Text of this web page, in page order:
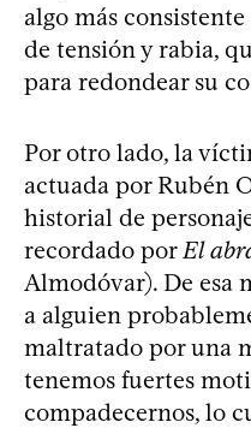
algo más
de tensión y rabia,
para redondear su
Por otro lado, la
actuada por Rubén
historial de
recordado porEl
Almodóvar). De esa
a alguien
maltratado por una
tenemos fuertes
compadecernos, lo